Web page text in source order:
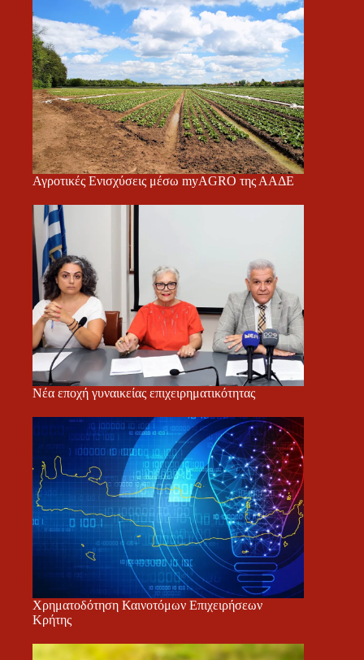
Αγροτικές Ενισχύσεις μέσω myAGRO της ΑΑΔΕ
Νέα εποχή γυναικείας επιχειρηματικότητας
Χρηματοδότηση Καινοτόμων Επιχειρήσεων
Κρήτης